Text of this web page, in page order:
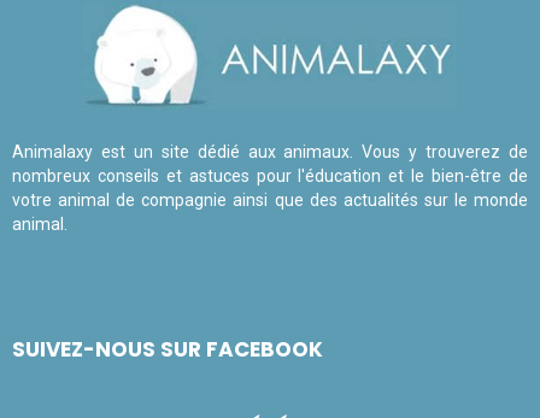
Animalaxy est un site dédié aux animaux. Vous y trouverez de
nombreux conseils et astuces pour l'éducation et le bien-être de
votre animal de compagnie ainsi que des actualités sur le monde
animal.
SUIVEZ-NOUS SUR FACEBOOK